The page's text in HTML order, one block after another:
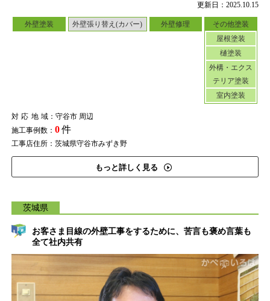
更新日：2025.10.15
外壁塗装 外壁張り替え(カバー) 外壁修理
その他塗装
屋根塗装
樋塗装
外構・エクス
テリア塗装
室内塗装
対応地域：守谷市 周辺
施工事例数： 0件
工事店住所：茨城県守谷市みずき野
もっと詳しく見る
茨城県
お客さま目線の外壁工事をするために、苦言も褒め言葉も
全て社内共有